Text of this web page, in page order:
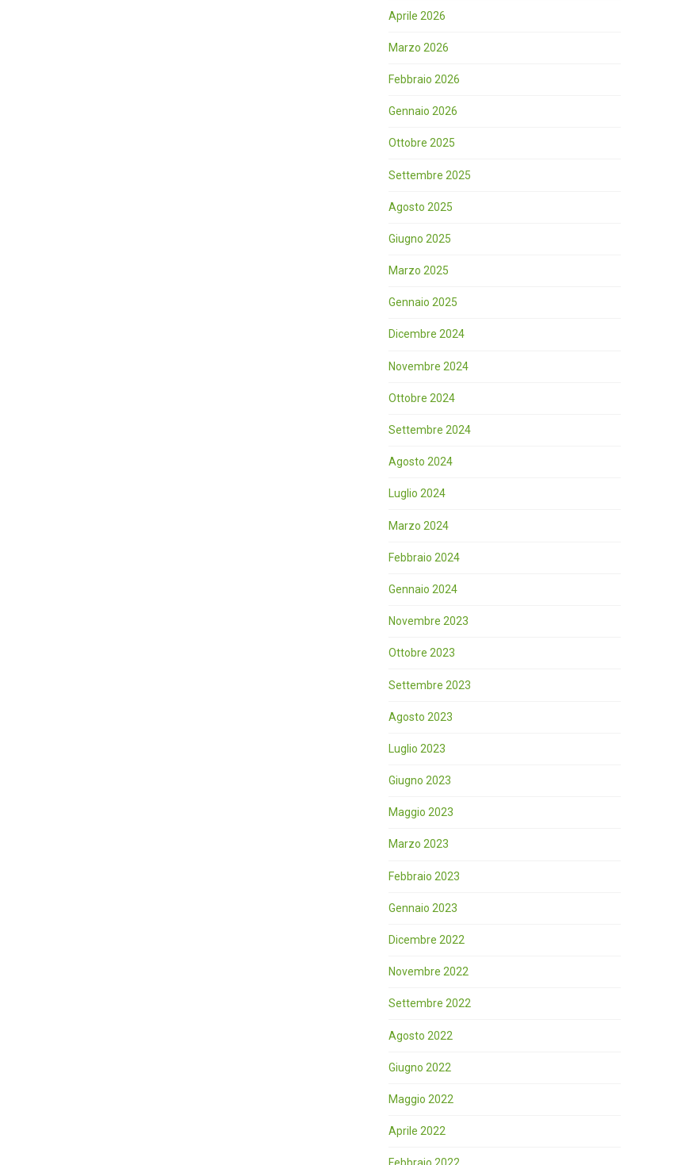
Aprile 2026
Marzo 2026
Febbraio 2026
Gennaio 2026
Ottobre 2025
Settembre 2025
Agosto 2025
Giugno 2025
Marzo 2025
Gennaio 2025
Dicembre 2024
Novembre 2024
Ottobre 2024
Settembre 2024
Agosto 2024
Luglio 2024
Marzo 2024
Febbraio 2024
Gennaio 2024
Novembre 2023
Ottobre 2023
Settembre 2023
Agosto 2023
Luglio 2023
Giugno 2023
Maggio 2023
Marzo 2023
Febbraio 2023
Gennaio 2023
Dicembre 2022
Novembre 2022
Settembre 2022
Agosto 2022
Giugno 2022
Maggio 2022
Aprile 2022